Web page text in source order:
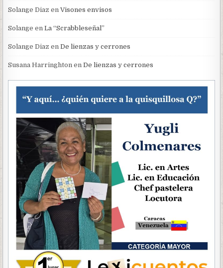
Solange Diaz enVisones envisos
Solange enLa “Scrabbleseñal”
Solange Diaz enDe lienzas y cerrones
Susana Harringhton enDe lienzas y cerrones